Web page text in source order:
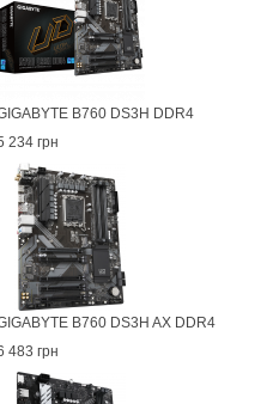
B760 DS3H DDR4
234 грн
B760 DS3H AX DDR4
483 грн